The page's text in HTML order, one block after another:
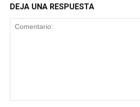
DEJA UNA RESPUESTA